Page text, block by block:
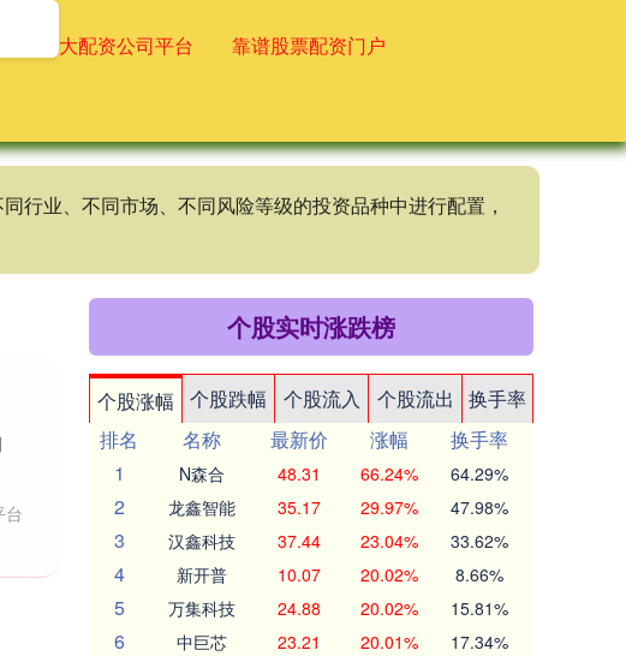
十大配资公司平台 靠谱股票配资门户
行业、不同市场、不同风险等级的投资品种中进行配置，
台
个股实时涨跌榜
个股涨幅 个股跌幅 个股流入 个股流出
换手率
排名
名称 最新价 涨幅
换手率
1
N森合 48.31 66.24% 64.29%
2 龙鑫智能 35.17 29.97% 47.98%
3 汉鑫科技 37.44 23.04% 33.62%
4 新开普 10.07 20.02% 8.66%
5 万集科技 24.88 20.02% 15.81%
6 中巨芯 23.21 20.01% 17.34%